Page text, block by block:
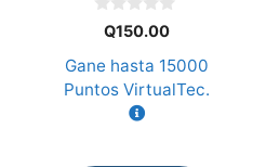
5
Q150.00
Gane hasta 15000
Puntos VirtualTec.
la
página